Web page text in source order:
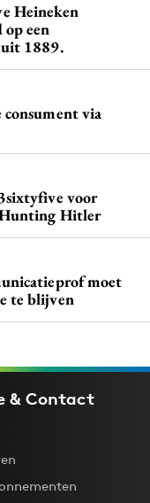
Heineken
op een
1889.
via
voor
Hitler
moet
te blijven
& Contact